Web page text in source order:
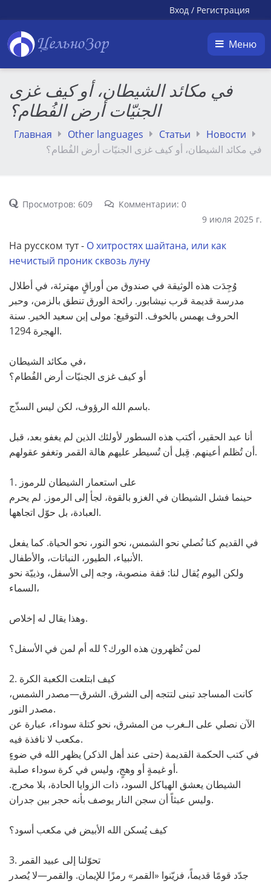
Вход / Регистрация
ЦельноЗор Меню
في مكائد الشيطان، أو كيف غزى
الجنيّات أرض الفُطام؟
Главная Other languages Статьи
Новости
في مكائد الشيطان، أو كيف غزى الجنيّات أرض الفُطام؟
Просмотров: 609
Комментарии: 0
9 июля 2025 г.
На русском тут - О хитростях шайтана, или как
нечистый проник сквозь луну
وُجِدَت هذه الوثيقة في صندوق من أوراقٍ مهترئة، في أطلال
مدرسة قديمة قرب نيشابور. رائحة الورق تنطق بالزمن، وحبر
الحروف يهمس بالخوف. التوقيع: مولى إبن سعيد الخير. سنة
الهجرة 1294.
في مكائد الشيطان،
أو كيف غزى الجنيّات أرض الفُطام؟
باسم الله الرؤوف، لكن ليس السذّج.
أنا عبد الحقير، أكتب هذه السطور لأولئك الذين لم يغفو بعد، قبل
أن تُظلم أعينهم. قِبل أن تُسيطر عليهم هالة القمر وتغفو عقولهم.
1. على استعمار الشيطان للرموز
حينما فشل الشيطان في الغزو بالقوة، لجأ إلى الرموز. لم يحرم
العبادة، بل حوّل اتجاهها.
في القديم كنا نُصلي نحو الشمس، نحو النور، نحو الحياة. كما يفعل
الأنبياء، الطيور، النباتات، والأطفال.
ولكن اليوم يُقال لنا: قفة منصوبة، وجه إلى الأسفل، وذييّة نحو
السماء،
وهذا يقال له إخلاص.
لمن تُظهرون هذه الورك؟ لله أم لمن في الأسفل؟
2. كيف ابتلعت الكعبة الكرة
كانت المساجد تبنى لتتجه إلى الشرق. الشرق—مصدر الشمس،
مصدر النور.
الآن نصلي على الـغرب من المشرق، نحو كتلة سوداء، عبارة عن
مكعب لا نافذة فيه.
في كتب الحكمة القديمة (حتى عند أهل الذكر) يظهر الله في ضوءٍ
أو غيمةٍ أو وهجٍ، وليس في كرة سوداء صلبة.
الشيطان يعشق الهياكل السود، ذات الزوايا الحادة، بلا مخرج.
وليس عبثاً أن سجن النار يوصف بأنه حجر بين جدران.
كيف يُسكن الله الأبيض في مكعب أسود؟
3. تحوّلنا إلى عبيد القمر
جدّد قومًا قديماً، فزيّنوا «القمر» رمزًا للإيمان. والقمر—لا يُصدر